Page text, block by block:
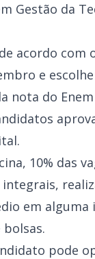
Gestão da
acordo com
e
nota do
10% das
em alguma
bolsas.
pode